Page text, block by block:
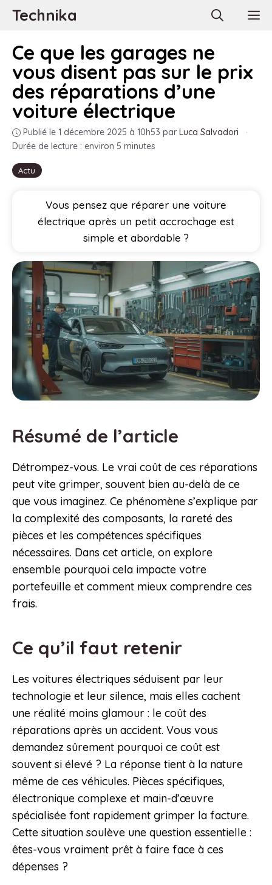
AllerTechnika
Actu
Ce que les garages ne
vous disent pas sur le prix
des réparations d’une
voiture électrique
Publié le 1 décembre 2025 à 10h53 par Luca Salvadori
·
Durée de lecture : environ 5 minutes
Vous pensez que réparer une voiture
électrique après un petit accrochage est
simple et abordable ?
Résumé de l’article
Détrompez-vous. Le vrai coût de ces réparations
peut vite grimper, souvent bien au-delà de ce
que vous imaginez. Ce phénomène s’explique par
la complexité des composants, la rareté des
pièces et les compétences spécifiques
nécessaires. Dans cet article, on explore
ensemble pourquoi cela impacte votre
portefeuille et comment mieux comprendre ces
frais.
Ce qu’il faut retenir
Les voitures électriques séduisent par leur
technologie et leur silence, mais elles cachent
une réalité moins glamour : le coût des
réparations après un accident. Vous vous
demandez sûrement pourquoi ce coût est
souvent si élevé ? La réponse tient à la nature
même de ces véhicules. Pièces spécifiques,
électronique complexe et main-d’œuvre
spécialisée font rapidement grimper la facture.
Cette situation soulève une question essentielle :
êtes-vous vraiment prêt à faire face à ces
dépenses ?